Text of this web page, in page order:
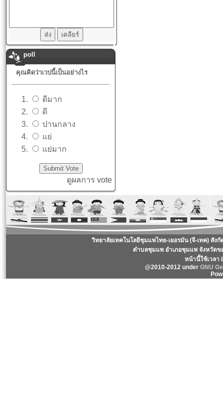
poll
คุณคิดว่าเวปนี้เป็นอย่างไร
ดีมาก
ดี
ปานกลาง
แย่
แย่มาก
ดูผลการ vote
วิทยาลัยเทคโนโลยีชุมแพไทย-เยอรมัน (จี-เทค) สัง
ตำบลชุมแพ อำเภอชุมแพ จังหวัดข
หน้านี้ใช้เวลา
@2010-2012 under GNU